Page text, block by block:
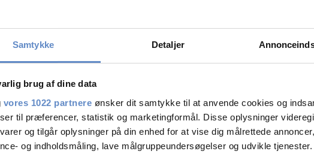
Samtykke Detaljer
brug af dine data
vores 1022 partnere ønsker dit samtykke til at anvende cookies og
til præferencer, statistik og marketingformål. Disse oplysninger
og tilgår oplysninger på din enhed for at vise dig målrettede
og indholdsmåling, lave målgruppeundersøgelser og udvikle
8,33 ud af 10
8,33 ud af 10